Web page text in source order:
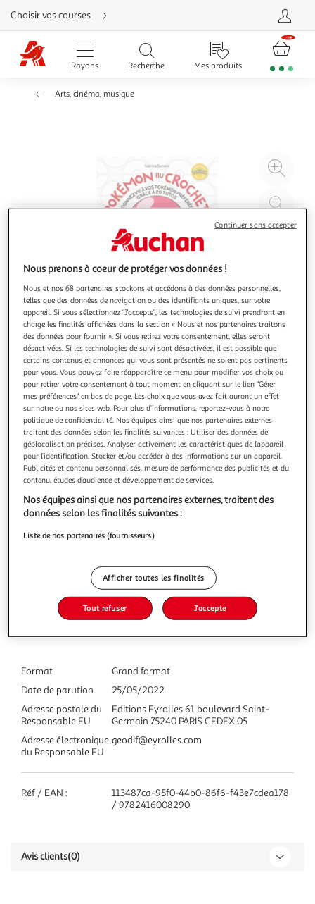
Aller
directement
au
contenu
Aller
directement
Aller
Choisir vos courses
Rayons Recherche Mes produits
Arts, cinéma, musique
à
POKEMON AU CROCHET. DONNEZ VIE A VOS
POKEMONS PREFERES GRACE A 20 TUTOS, Somers
Sabrina
Qu'est-ce que vous obtenez si vous combinez amigurumi -
l'art japonais consistant à crocheter de petites peluches -
et Pokémon ? Le meilleur livre de crochet de tous les temps
! Grâce aux pas à pas détaillés, réalisez 20 Pokémon dont
les couleurs et les formes variées vous promettent de
belles heure
En savoir +
Vous voulez connaître le prix de ce produit ?
Afficher le prix
Caractéristiques
Format
Grand format
Date de parution
25/05/2022
Adresse postale du
Responsable EU
Editions Eyrolles 61 boulevard Saint-
Germain 75240 PARIS CEDEX 05
Adresse électronique
du Responsable EU
geodif@eyrolles.com
Réf / EAN :
113487ca-95f0-44b0-86f6-f43e7cdea178
/ 9782416008290
Avis clients(0)
Nous prenons à coeur de protéger vos données !
Nous et nos 68 partenaires stockons et accédons à des données personnelles,
telles que des données de navigation ou des identifiants uniques, sur votre
appareil. Si vous sélectionnez "J'accepte", les technologies de suivi prendront en
charge les finalités affichées dans la section « Nous et nos partenaires traitons
des données pour fournir ». Si vous retirez votre consentement, elles seront
désactivées. Si les technologies de suivi sont désactivées, il est possible que
certains contenus et annonces qui vous sont présentés ne soient pas pertinents
pour vous. Vous pouvez faire réapparaître ce menu pour modifier vos choix ou
pour retirer votre consentement à tout moment en cliquant sur le lien "Gérer
mes préférences" en bas de page. Les choix que vous avez fait auront un effet
sur notre ou nos sites web. Pour plus d’informations, reportez-vous à notre
politique de confidentialité. Nos équipes ainsi que nos partenaires externes
traitent des données selon les finalités suivantes : Utiliser des données de
géolocalisation précises. Analyser activement les caractéristiques de l’appareil
pour l’identification. Stocker et/ou accéder à des informations sur un appareil.
Publicités et contenu personnalisés, mesure de performance des publicités et du
contenu, études d’audience et développement de services.
Nos équipes ainsi que nos partenaires externes, traitent des
données selon les finalités suivantes :
Liste de nos partenaires (fournisseurs)
Afficher toutes les finalités
Tout refuser J'accepte
Continuer sans accepter